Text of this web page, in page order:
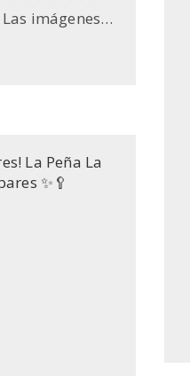
imágenes…